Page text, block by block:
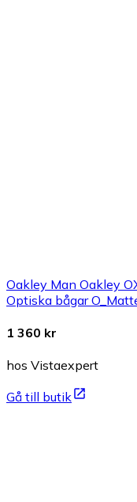
Oakley Man Oakley
Optiska bågar
1 360 kr
hos Vistaexpert
Gå till butik